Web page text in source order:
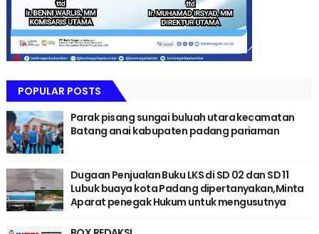
POPULAR POSTS
Parak pisang sungai buluah utara kecamatan
Batang anai kabupaten padang pariaman
Dugaan Penjualan Buku LKS di SD 02 dan SD 11
Lubuk buaya kota Padang dipertanyakan,Minta
Aparat penegak Hukum untuk mengusutnya